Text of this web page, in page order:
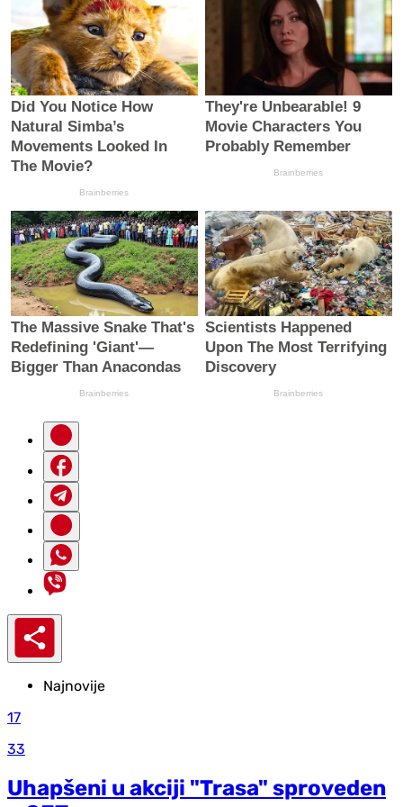
Najnovije
17
33
Uhapšeni u akciji "Trasa" sproveden